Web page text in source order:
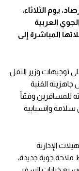
يوم الثلاثاء،
العربية
المباشرة إلى
توجيهات وزير النقل
الفنية
للمسافرين وفقاً
سلامة وانسيابية
الإدارية
ملاحة جوية جديدة،